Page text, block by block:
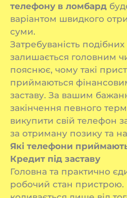
телефону в ломбард
варіантом швидкого
суми.
Затребуваність подібних
залишається головним
пояснює, чому такі
приймаються
заставу. За вашим
закінчення певного
викупити свій телефон
за отриману позику та
Які телефони
Кредит під заставу
Головна та практично
робочий стан пристрою.